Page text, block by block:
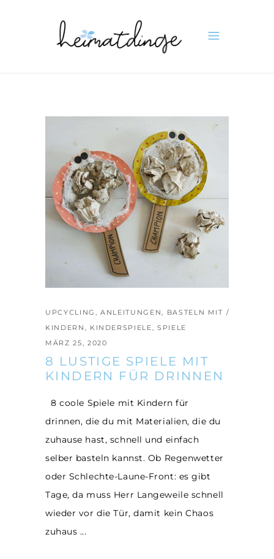
UPCYCLING ,ANLEITUNGEN, BASTELN MIT
KINDERN , KINDERSPIELE, SPIELE
MÄRZ 25, 2020
8 LUSTIGE SPIELE MIT
KINDERN FÜR DRINNEN
8 coole Spiele mit Kindern für
drinnen, die du mit Materialien, die du
zuhause hast, schnell und einfach
selber basteln kannst. Ob Regenwetter
oder Schlechte-Laune-Front: es gibt
Tage, da muss Herr Langeweile schnell
wieder vor die Tür, damit kein Chaos
zuhaus